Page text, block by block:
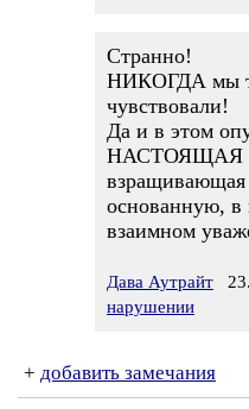
Странно!
НИКОГДА мы
чувствовали!
Да и в этом
НАСТОЯЩАЯ
взращивающая
основанную, в
взаимном
Дава Аутрайт
нарушении
+ добавить замечания